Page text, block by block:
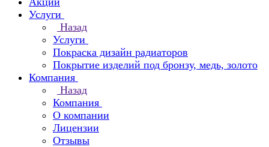
Услуги
Назад
Услуги
Покраска дизайн радиаторов
Покрытие изделий под бронзу, медь, золото
Компания
Назад
Компания
О компании
Лицензии
Отзывы